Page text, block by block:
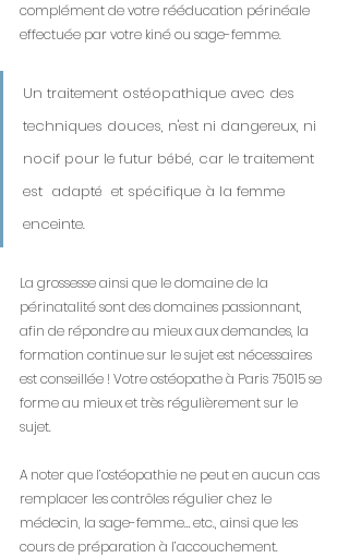
complément de votre rééducation périnéale
effectuée par votre kiné ou sage-femme.
Un traitement ostéopathique avec des
techniques douces, n'est ni dangereux, ni
nocif pour le futur bébé, car le traitement
est  adapté  et spécifique à la femme
enceinte.
La grossesse ainsi que le domaine de la
périnatalité sont des domaines passionnant,
afin de répondre au mieux aux demandes, la
formation continue sur le sujet est nécessaires
est conseillée ! Votre ostéopathe à Paris 75015 se
forme au mieux et très régulièrement sur le
sujet.
A noter que l’ostéopathie ne peut en aucun cas
remplacer les contrôles régulier chez le
médecin, la sage-femme… etc., ainsi que les
cours de préparation à l’accouchement.